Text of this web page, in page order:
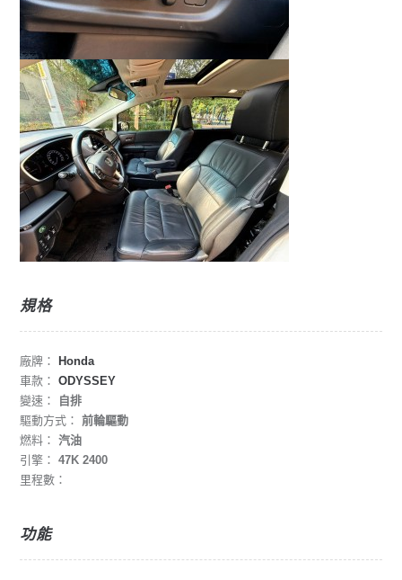
規格
廠牌：
Honda
車款：
ODYSSEY
變速：
自排
驅動方式：
前輪驅動
燃料：
汽油
引擎：
47K 2400
里程數：
功能